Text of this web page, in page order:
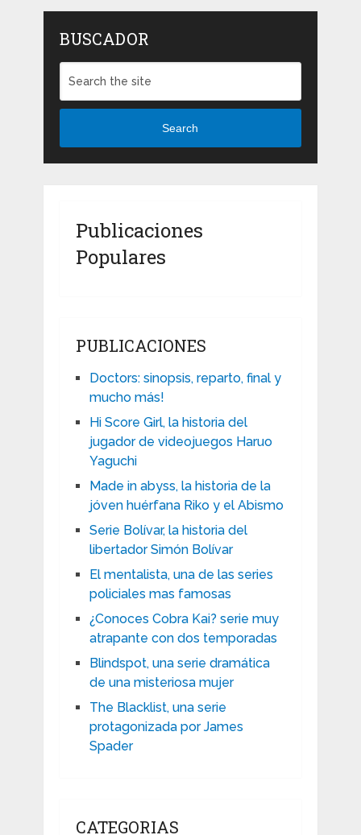
BUSCADOR
Search
Publicaciones
Populares
PUBLICACIONES
Doctors: sinopsis, reparto, final y
mucho más!
Hi Score Girl, la historia del
jugador de videojuegos Haruo
Yaguchi
Made in abyss, la historia de la
jóven huérfana Riko y el Abismo
Serie Bolívar, la historia del
libertador Simón Bolívar
El mentalista, una de las series
policiales mas famosas
¿Conoces Cobra Kai? serie muy
atrapante con dos temporadas
Blindspot, una serie dramática
de una misteriosa mujer
The Blacklist, una serie
protagonizada por James
Spader
CATEGORIAS